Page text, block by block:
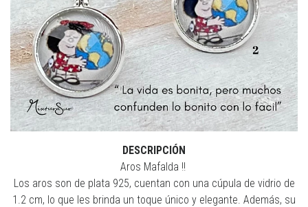
DESCRIPCIÓN
Aros Mafalda !!
Los aros son de plata 925, cuentan con una cúpula de vidrio de
1.2 cm, lo que les brinda un toque único y elegante. Además, su